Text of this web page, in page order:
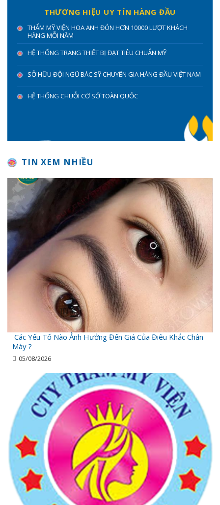
THƯƠNG HIỆU UY TÍN HÀNG ĐẦU
THẨM MỸ VIỆN HOA ANH ĐÓN HƠN 10000 LƯỢT KHÁCH
HÀNG MỖI NĂM
HỆ THỐNG TRANG THIẾT BỊ ĐẠT TIÊU CHUẨN MỸ
SỞ HỮU ĐỘI NGŨ BÁC SỸ CHUYÊN GIA HÀNG ĐẦU VIỆT NAM
HỆ THỐNG CHUỖI CƠ SỞ TOÀN QUỐC
TIN XEM NHIỀU
Các Yếu Tố Nào Ảnh Hưởng Đến Giá Của Điêu Khắc Chân
Mày ?
05/08/2026